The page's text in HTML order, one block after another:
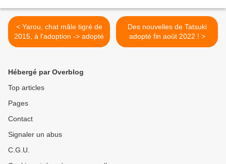
< Yarou, chat mâle tigré de
2015, à l'adoption -> adopté
Des nouvelles de Tatsuki
adopté fin août 2022 ! >
Hébergé par Overblog
Top articles
Pages
Contact
Signaler un abus
C.G.U.